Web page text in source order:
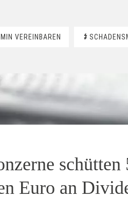
VEREINBAREN
schütten
Euro an